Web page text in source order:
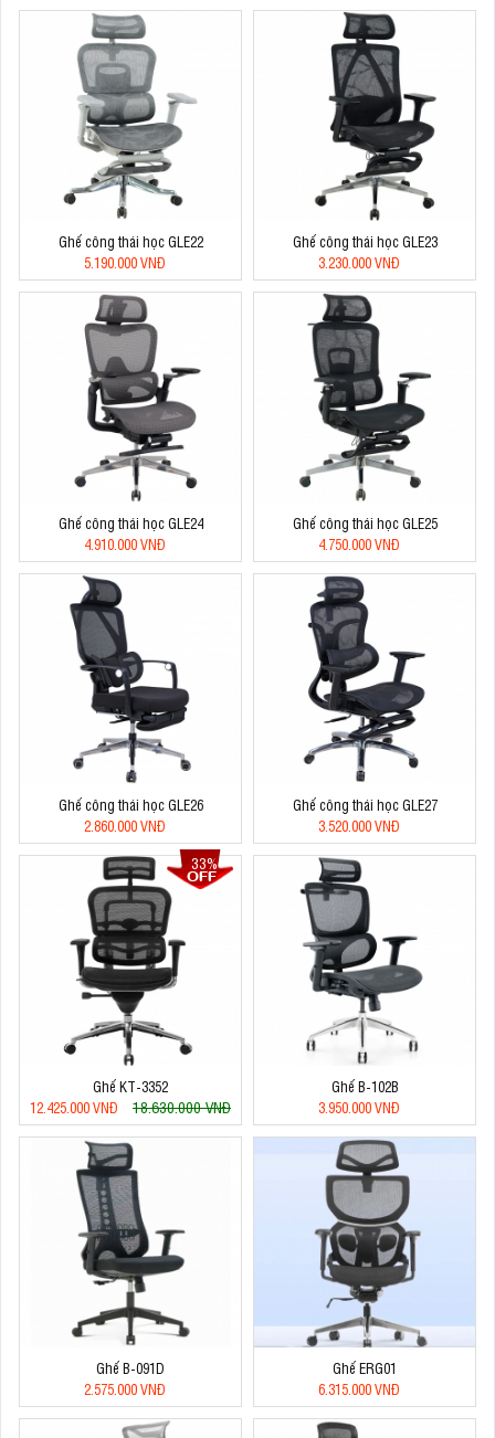
Ghế công thái học GLE22
5.190.000 VNĐ
Ghế công thái học GLE23
3.230.000 VNĐ
Ghế công thái học GLE24
4.910.000 VNĐ
Ghế công thái học GLE25
4.750.000 VNĐ
Ghế công thái học GLE26
2.860.000 VNĐ
Ghế công thái học GLE27
3.520.000 VNĐ
33%
Ghế KT-3352
12.425.000 VNĐ
18.630.000 VNĐ
Ghế B-102B
3.950.000 VNĐ
Ghế B-091D
2.575.000 VNĐ
Ghế ERG01
6.315.000 VNĐ